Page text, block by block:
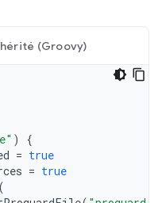
hérité (Groovy)
)
{
= true
= true
(